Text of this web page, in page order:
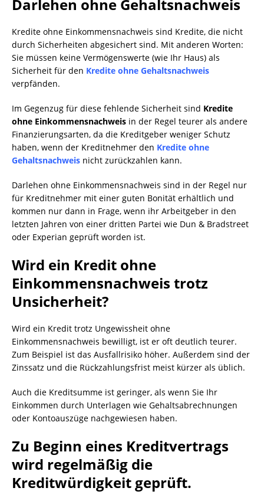
Darlehen ohne Gehaltsnachweis
Kredite ohne Einkommensnachweis sind Kredite, die nicht
durch Sicherheiten abgesichert sind. Mit anderen Worten:
Sie müssen keine Vermögenswerte (wie Ihr Haus) als
Sicherheit für den Kredite ohne Gehaltsnachweis
verpfänden.
Im Gegenzug für diese fehlende Sicherheit sind Kredite
ohne Einkommensnachweis in der Regel teurer als andere
Finanzierungsarten, da die Kreditgeber weniger Schutz
haben, wenn der Kreditnehmer den Kredite ohne
Gehaltsnachweis nicht zurückzahlen kann.
Darlehen ohne Einkommensnachweis sind in der Regel nur
für Kreditnehmer mit einer guten Bonität erhältlich und
kommen nur dann in Frage, wenn ihr Arbeitgeber in den
letzten Jahren von einer dritten Partei wie Dun & Bradstreet
oder Experian geprüft worden ist.
Wird ein Kredit ohne
Einkommensnachweis trotz
Unsicherheit?
Wird ein Kredit trotz Ungewissheit ohne
Einkommensnachweis bewilligt, ist er oft deutlich teurer.
Zum Beispiel ist das Ausfallrisiko höher. Außerdem sind der
Zinssatz und die Rückzahlungsfrist meist kürzer als üblich.
Auch die Kreditsumme ist geringer, als wenn Sie Ihr
Einkommen durch Unterlagen wie Gehaltsabrechnungen
oder Kontoauszüge nachgewiesen haben.
Zu Beginn eines Kreditvertrags
wird regelmäßig die
Kreditwürdigkeit geprüft.